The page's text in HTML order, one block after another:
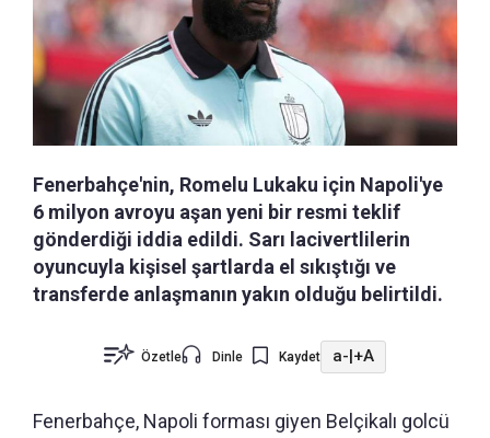
Fenerbahçe'nin, Romelu Lukaku için Napoli'ye
6 milyon avroyu aşan yeni bir resmi teklif
gönderdiği iddia edildi. Sarı lacivertlilerin
oyuncuyla kişisel şartlarda el sıkıştığı ve
transferde anlaşmanın yakın olduğu belirtildi.
Özetle Dinle Kaydet a-|+A
Fenerbahçe, Napoli forması giyen Belçikalı golcü